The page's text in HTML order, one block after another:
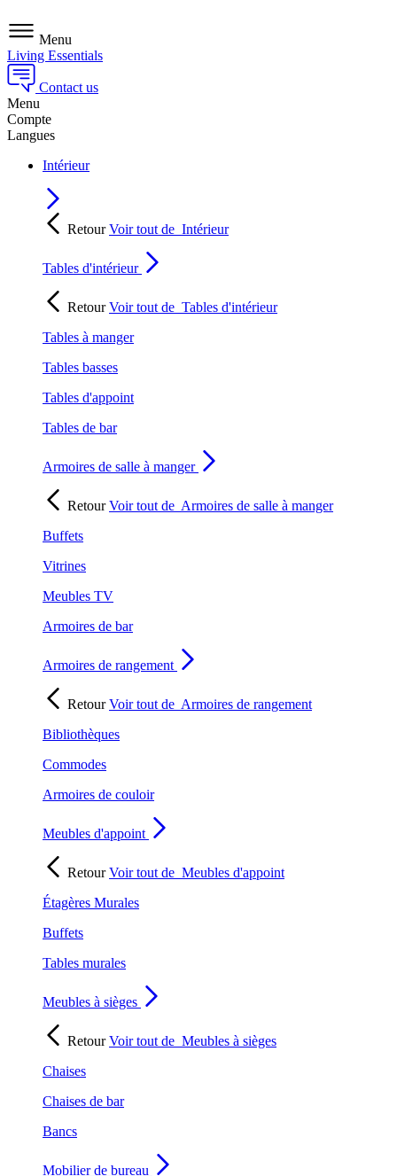
Menu
Living Essentials
Contact us
Menu
Compte
Langues
Intérieur
RetourVoir tout de Intérieur
Tables d'intérieur
RetourVoir tout de Tables d'intérieur
Tables à manger
Tables basses
Tables d'appoint
Tables de bar
Armoires de salle à manger
RetourVoir tout de Armoires de salle à manger
Buffets
Vitrines
Meubles TV
Armoires de bar
Armoires de rangement
RetourVoir tout de Armoires de rangement
Bibliothèques
Commodes
Armoires de couloir
Meubles d'appoint
RetourVoir tout de Meubles d'appoint
Étagères Murales
Buffets
Tables murales
Meubles à sièges
RetourVoir tout de Meubles à sièges
Chaises
Chaises de bar
Bancs
Mobilier de bureau